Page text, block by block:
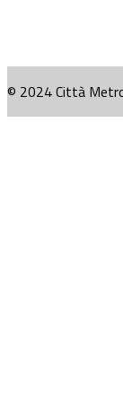
© 2024 Città